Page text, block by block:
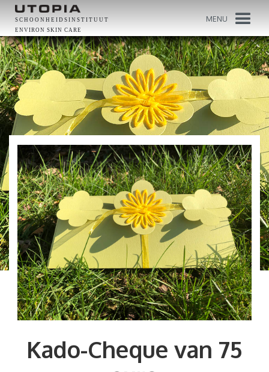
SCHOONHEIDSINSTITUUT
ENVIRON SKIN CARE
MENU
Kado-Cheque van 75